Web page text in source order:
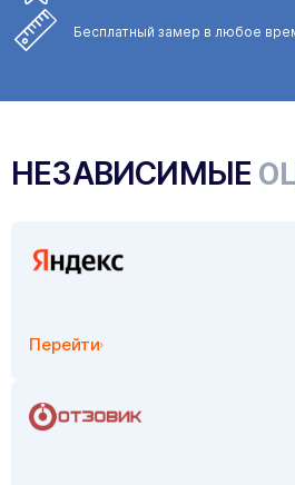
Бесплатный замер в любое
НЕЗАВИСИМЫЕ
Перейти